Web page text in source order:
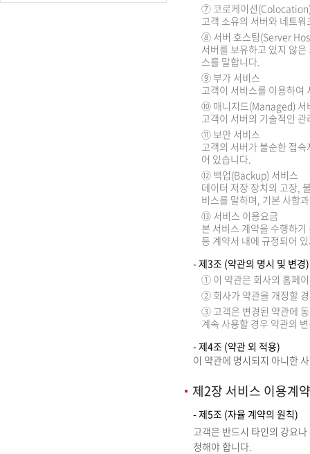
⑦ 코로케이션
고객 소유의 서버와 네트
⑧ 서버 호스팅(Server
서버를 보유하고 있지 않
스를 말합니다.
⑨ 부가 서비스
고객이 서비스를 이용하여
⑩ 매니지드(Managed) 서
고객이 서버의 기술적인
⑪ 보안 서비스
고객의 서버가 불순한 접
어 있습니다.
⑫ 백업(Backup) 서비스
데이터 저장 장치의 고장,
비스를 말하며, 기본 사항
⑬ 서비스 이용요금
본 서비스 계약을 수행하
등 계약서 내에 규정되어
- 제3조 (약관의 명시 및 변경)
① 이 약관은 회사의 홈페
② 회사가 약관을 개정할
③ 고객은 변경된 약관에
계속 사용할 경우 약관의
- 제4조 (약관 외 적용)
이 약관에 명시되지 아니한
제2장 서비스 이용계약
- 제5조 (자율 계약의 원칙)
고객은 반드시 타인의 강요
청해야 합니다.